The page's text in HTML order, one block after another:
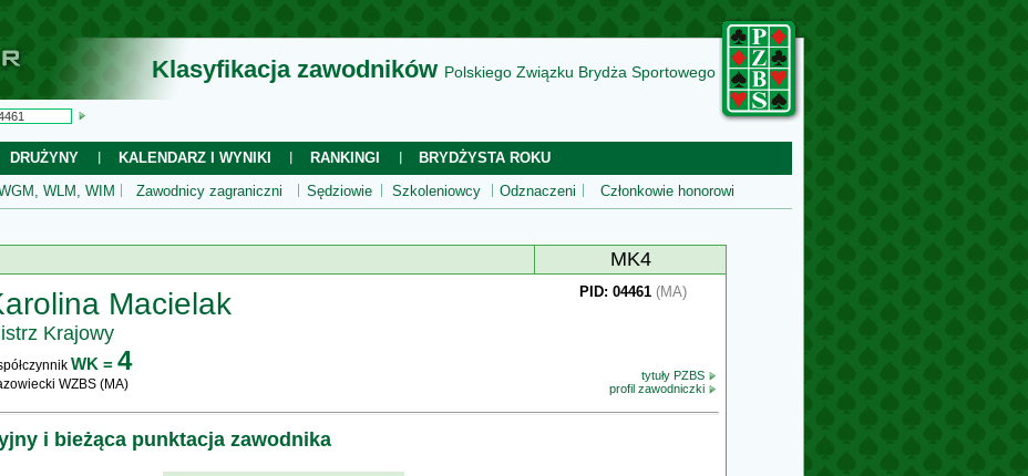
Klasyfikacja zawodników Polskiego Związku Brydża Sportowego
DRUŻYNY KALENDARZ I WYNIKI RANKINGI
BRYDŻYSTA ROKU
WLM, WIM Zawodnicy zagraniczni Sędziowie Szkoleniowcy Odznaczeni Członkowie honorowi
MK4
Macielak
Krajowy
WK = 4
WZBS (MA)
PID: 04461 (MA)
tytuły PZBS
profil zawodniczki
i bieżąca punktacja zawodnika